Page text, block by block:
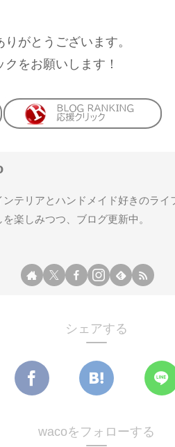
がとうございます。
をお願いします！
ンテリアとハンドメイド好きのライ
を楽しみつつ、ブログ更新中。
シェアする
wacoをフォローする